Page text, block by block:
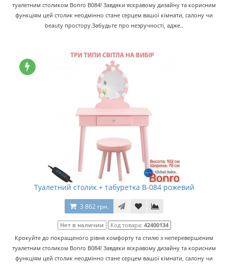
туалетним столиком Bonro B084! Завдяки яскравому дизайну та корисним
функціям цей столик неодмінно стане серцем вашої кімнати, салону чи
beauty простору.Забудьте про незручності, адже..
Туалетний столик + табуретка B-084 рожевий
3 862 грн.
Нет в наличии Код товара: 42400134
Крокуйте до покращеного рівня комфорту та стилю з неперевершеним
туалетним столиком Bonro B084! Завдяки яскравому дизайну та корисним
функціям цей столик неодмінно стане серцем вашої кімнати, салону чи